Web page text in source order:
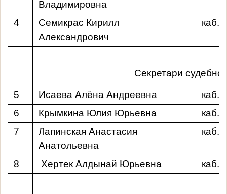
Владимировна
4
Семикрас Кирилл
Александрович
каб.
Секретари
5 Исаева Алёна Андреевна
каб.
6
Крымкина Юлия Юрьевна
каб.
7
Лапинская Анастасия
Анатольевна
каб.
8 Хертек Алдынай Юрьевна каб.